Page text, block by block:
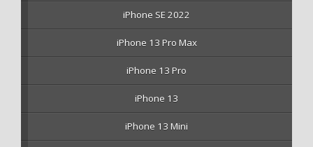
iPhone SE 2022
iPhone 13 Pro Max
iPhone 13 Pro
iPhone 13
iPhone 13 Mini